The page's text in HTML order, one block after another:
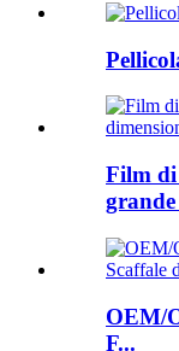
Film di
OEM/
F...